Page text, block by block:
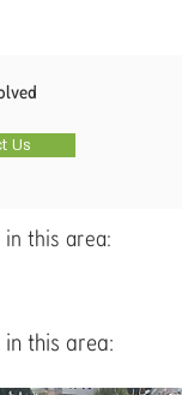
Us
this area:
this area: